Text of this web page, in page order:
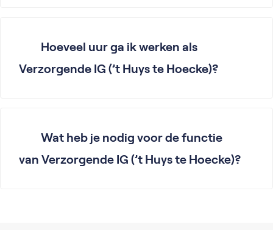
Hoeveel uur ga ik werken als
Verzorgende IG (’t Huys te Hoecke)?
Wat heb je nodig voor de functie
van Verzorgende IG (’t Huys te Hoecke)?